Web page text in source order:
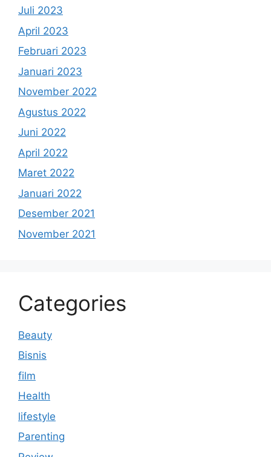
Juli 2023
April 2023
Februari 2023
Januari 2023
November 2022
Agustus 2022
Juni 2022
April 2022
Maret 2022
Januari 2022
Desember 2021
November 2021
Categories
Beauty
Bisnis
film
Health
lifestyle
Parenting